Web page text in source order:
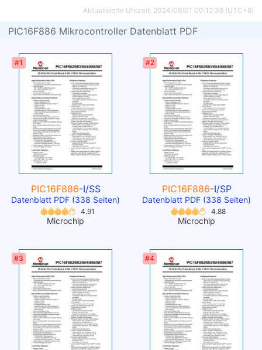
Aktualisierte Uhrzeit: 2024/08/01 00:12:38 (UTC+8)
PIC16F886 Mikrocontroller Datenblatt PDF
#1
PIC16F886-I/SS
Datenblatt PDF (338 Seiten)
4.91
Microchip
#2
PIC16F886-I/SP
Datenblatt PDF (338 Seiten)
4.88
Microchip
#3 #4